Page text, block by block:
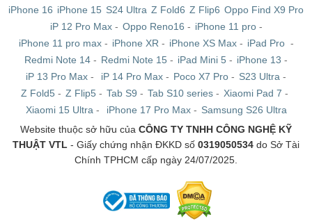
iPhone 16 iPhone 15 S24 Ultra Z Fold6 Z Flip6 Oppo Find X9 Pro
iP 12 Pro Max- Oppo Reno16 - iPhone 11 pro-
iPhone 11 pro max- iPhone XR- iPhone XS Max- iPad Pro -
Redmi Note 14 - Redmi Note 15 - iPad Mini 5 - iPhone 13 -
iP 13 Pro Max - iP 14 Pro Max - Poco X7 Pro - S23 Ultra -
Z Fold5 - Z Flip5 - Tab S9 - Tab S10 series - Xiaomi Pad 7 -
Xiaomi 15 Ultra- iPhone 17 Pro Max- Samsung S26 Ultra
Website thuộc sở hữu của CÔNG TY TNHH CÔNG NGHỆ KỸ
THUẬT VTL - Giấy chứng nhận ĐKKD số 0319050534 do Sở Tài
Chính TPHCM cấp ngày 24/07/2025.